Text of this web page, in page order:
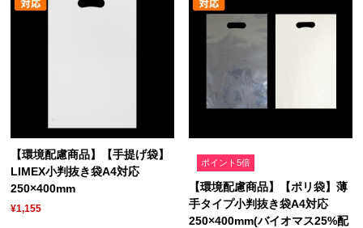
【環境配慮商品】【手提げ袋】
LIMEX小判抜き袋A4対応
250×400mm
¥1,155
ポイント5倍
【環境配慮商品】【ポリ袋】薄
手タイプ小判抜き袋A4対応
250×400mm(バイオマス25%配